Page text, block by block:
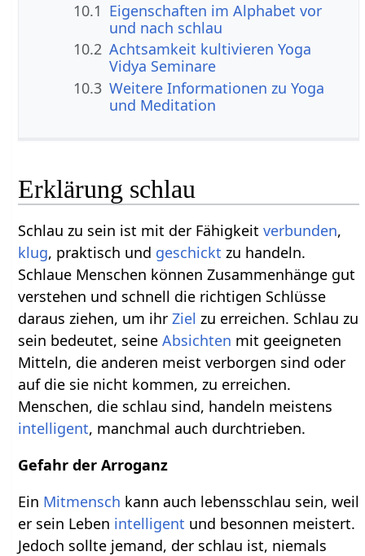
10.1 Eigenschaften im Alphabet vor
und nach schlau
10.2 Achtsamkeit kultivieren Yoga
Vidya Seminare
10.3 Weitere Informationen zu Yoga
und Meditation
Erklärung schlau
Schlau zu sein ist mit der Fähigkeitverbunden,
klug, praktisch und geschickt zu handeln.
Schlaue Menschen können Zusammenhänge gut
verstehen und schnell die richtigen Schlüsse
daraus ziehen, um ihrZiel zu erreichen. Schlau zu
sein bedeutet, seineAbsichten mit geeigneten
Mitteln, die anderen meist verborgen sind oder
auf die sie nicht kommen, zu erreichen.
Menschen, die schlau sind, handeln meistens
intelligent, manchmal auch durchtrieben.
Gefahr der Arroganz
Ein Mitmensch kann auch lebensschlau sein, weil
er sein Leben intelligent und besonnen meistert.
Jedoch sollte jemand, der schlau ist, niemals